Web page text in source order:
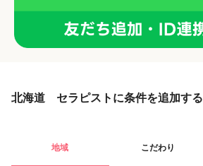
北海道 セラピストに条件を追加する
地域 こだわり